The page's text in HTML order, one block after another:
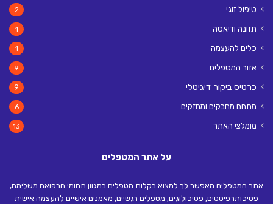
טיפול זוגי 2
תזונה ודיאטה 1
כלים להעצמה 1
אזור המטפלים 9
כרטיס ביקור דיגיטלי 9
מתחם מחבקים ומחזקים 6
מומלצי האתר 13
על אתר המטפלים
אתר המטפלים מאפשר לך למצוא בקלות מטפלים במגוון תחומי הרפואה משלימה,
פסיכותרפיסטים, פסיכולוגים, מטפלים רגשיים, מאמנים אישיים להעצמה אישית